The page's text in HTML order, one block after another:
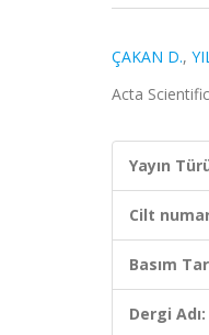
ÇAKAN D.,
Acta
Yayın
Cilt
Basım
Dergi Adı: